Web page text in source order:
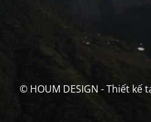
© HOUM DESIGN - Thiết kế